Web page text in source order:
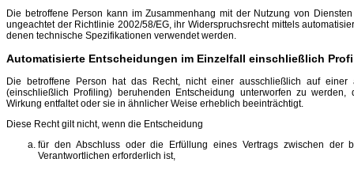
Die betroffene Person kann im Zusammenhang mit der Nutzung von
ungeachtet der Richtlinie 2002/58/EG, ihr Widerspruchsrecht mittels
denen technische Spezifikationen verwendet werden.
Automatisierte Entscheidungen im Einzelfall einschließlich
Die betroffene Person hat das Recht, nicht einer ausschließlich auf einer
(einschließlich Profiling) beruhenden Entscheidung unterworfen zu
Wirkung entfaltet oder sie in ähnlicher Weise erheblich beeinträchtigt.
Diese Recht gilt nicht, wenn die Entscheidung
für den Abschluss oder die Erfüllung eines Vertrags zwischen der
Verantwortlichen erforderlich ist,